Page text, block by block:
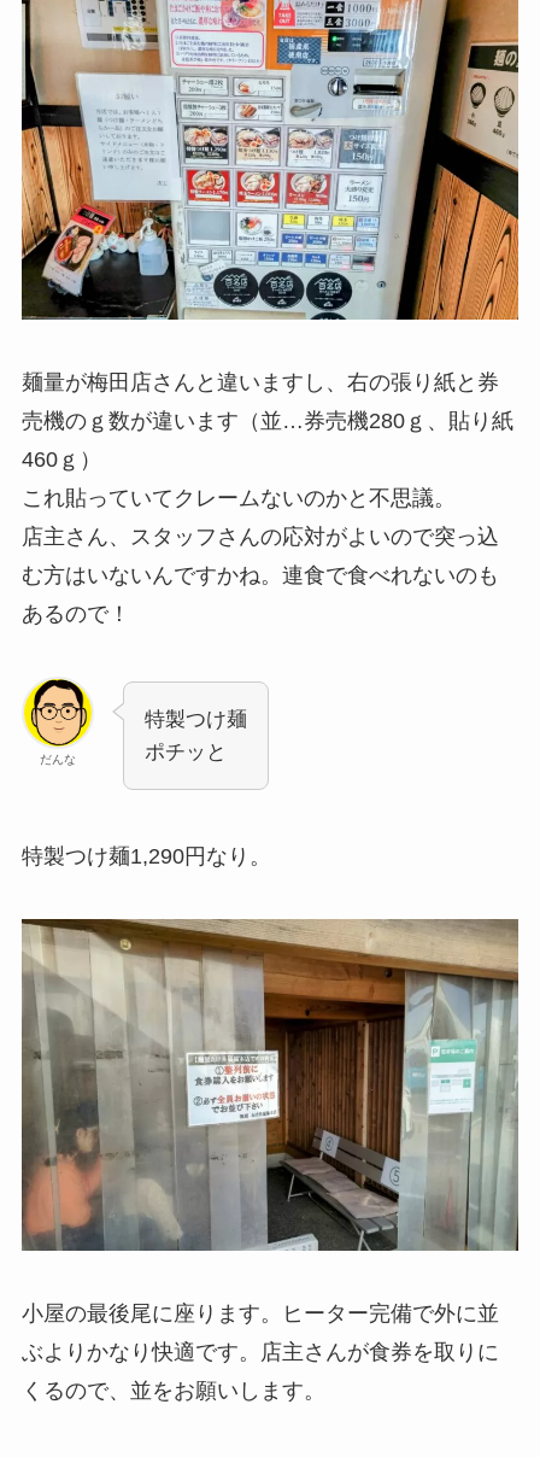
麺量が梅田店さんと違いますし、右の張り紙と券
売機のｇ数が違います（並…券売機280ｇ、貼り紙
460ｇ）
これ貼っていてクレームないのかと不思議。
店主さん、スタッフさんの応対がよいので突っ込
む方はいないんですかね。連食で食べれないのも
あるので！
だんな
特製つけ麺
ポチッと
特製つけ麺1,290円なり。
小屋の最後尾に座ります。ヒーター完備で外に並
ぶよりかなり快適です。店主さんが食券を取りに
くるので、並をお願いします。